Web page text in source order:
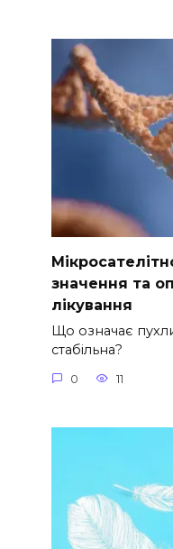
значення та
лікування
Що означає
стабільна?
0 11